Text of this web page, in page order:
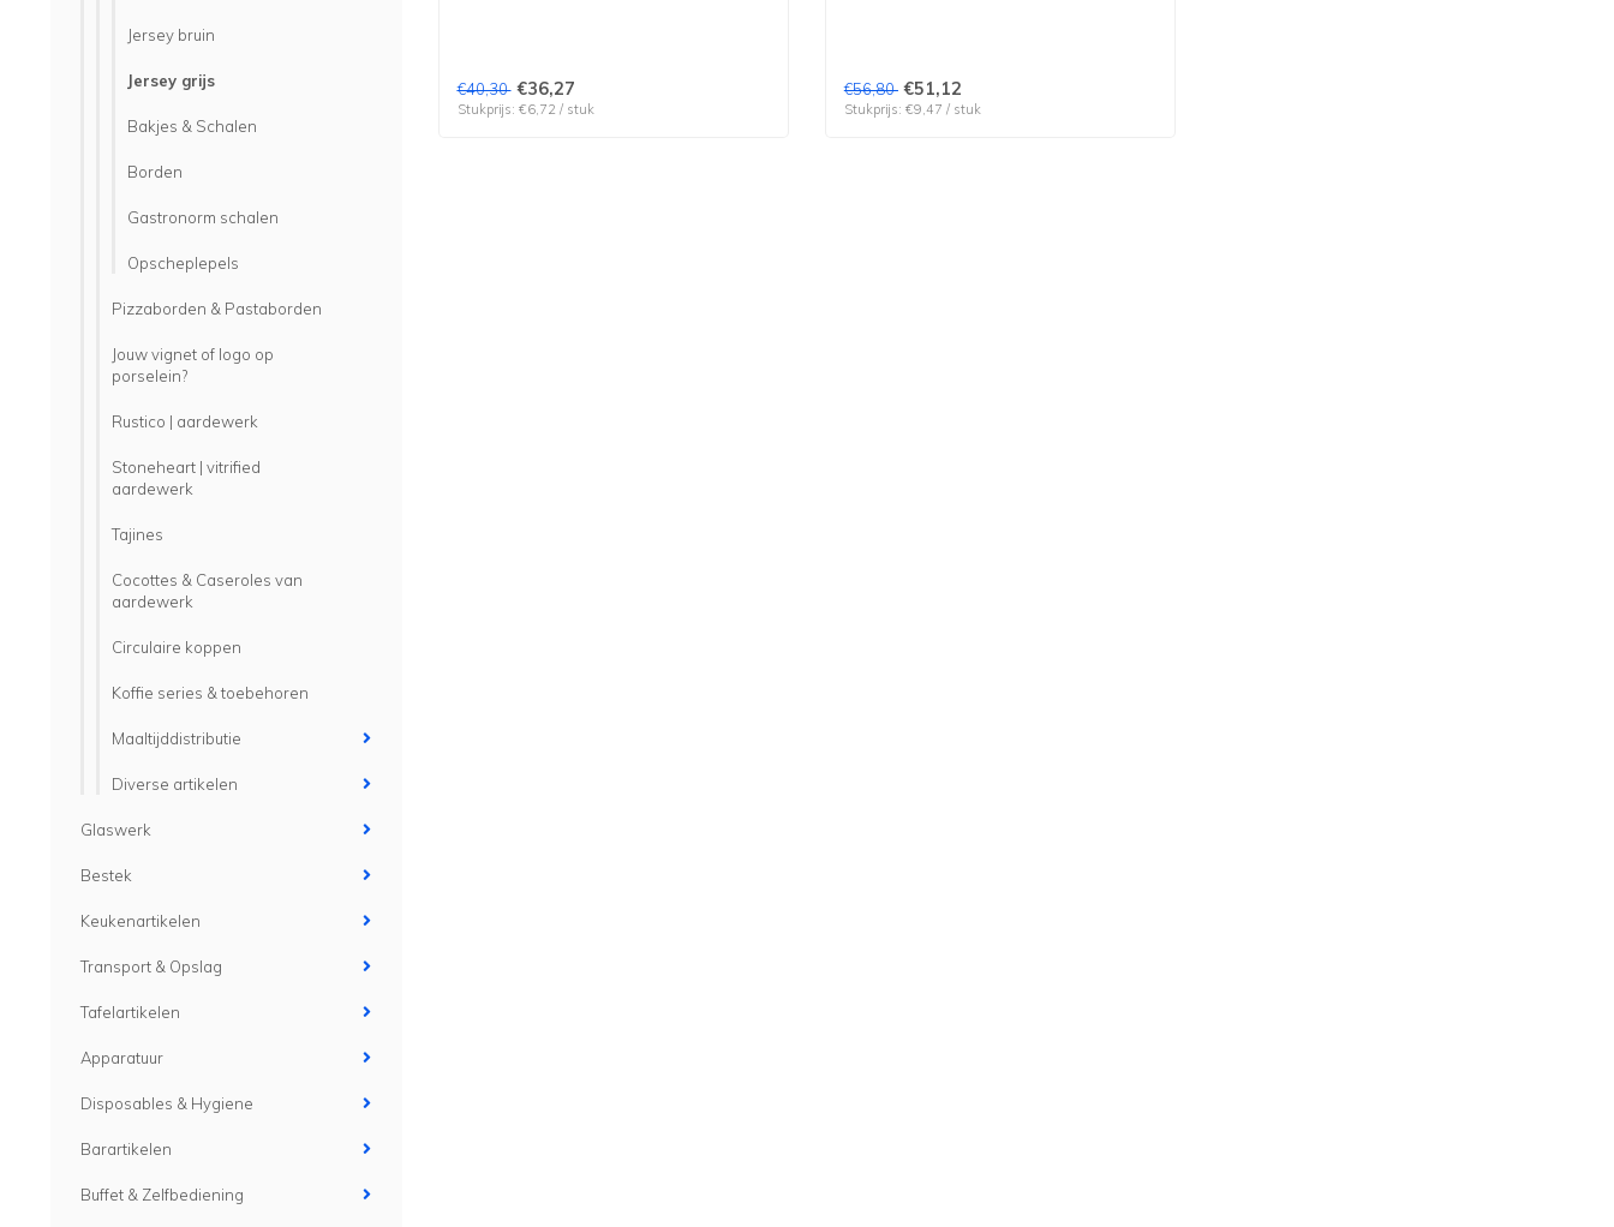
Jersey bruin
Jersey grijs
Bakjes & Schalen
Borden
Gastronorm schalen
Opscheplepels
Pizzaborden & Pastaborden
Jouw vignet of logo op
porselein?
Rustico | aardewerk
Stoneheart | vitrified
aardewerk
Tajines
Cocottes & Caseroles van
aardewerk
Circulaire koppen
Koffie series & toebehoren
Maaltijddistributie
Diverse artikelen
Glaswerk
Bestek
Keukenartikelen
Transport & Opslag
Tafelartikelen
Apparatuur
Disposables & Hygiene
Barartikelen
Buffet & Zelfbediening
€40,30 €36,27
Stukprijs: €6,72 / stuk
€56,80 €51,12
Stukprijs: €9,47 / stuk